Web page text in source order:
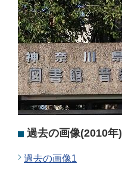
過去の画像(2010年)
過去の画像1